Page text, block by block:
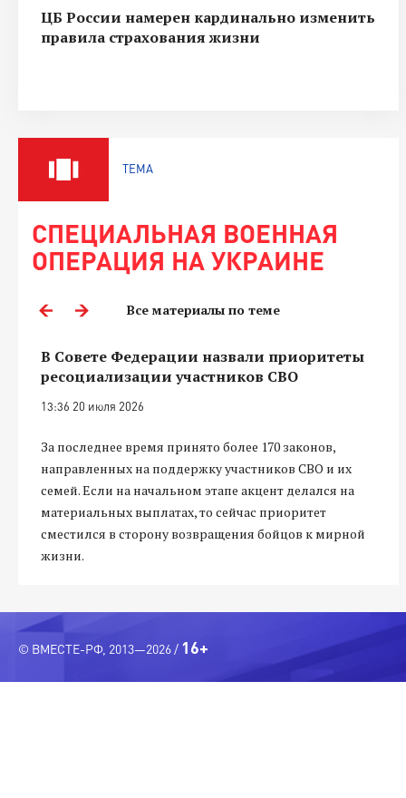
ЦБ России намерен кардинально изменить
правила страхования жизни
ТЕМА
СПЕЦИАЛЬНАЯ ВОЕННАЯ
ОПЕРАЦИЯ НА УКРАИНЕ
Все материалы по теме
В Совете Федерации назвали приоритеты
ресоциализации участников СВО
13:36 20 июля 2026
За последнее время принято более 170 законов,
направленных на поддержку участников СВО и их
семей. Если на начальном этапе акцент делался на
материальных выплатах, то сейчас приоритет
сместился в сторону возвращения бойцов к мирной
жизни.
© ВМЕСТЕ-РФ, 2013—2026 / 16+